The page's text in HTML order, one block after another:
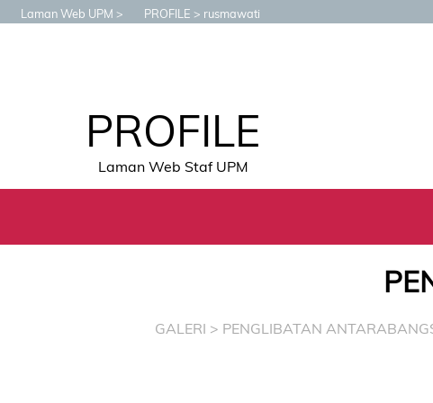
Laman Web UPM PROFILE rusmawati
PROFILE
Laman Web Staf UPM
GALERI > PENGLIBATAN